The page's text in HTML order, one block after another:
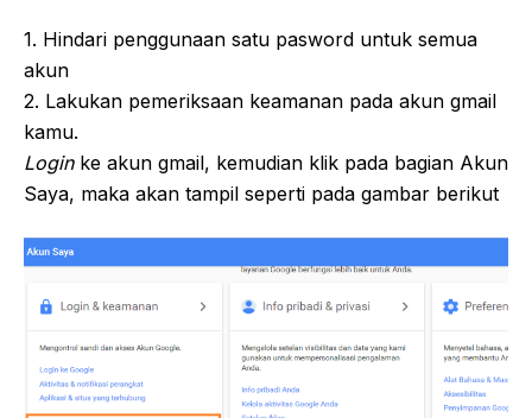
1. Hindari penggunaan satu pasword untuk semua
akun
2. Lakukan pemeriksaan keamanan pada akun gmail
kamu.
Loginke akun gmail, kemudian klik pada bagian Akun
Saya, maka akan tampil seperti pada gambar berikut